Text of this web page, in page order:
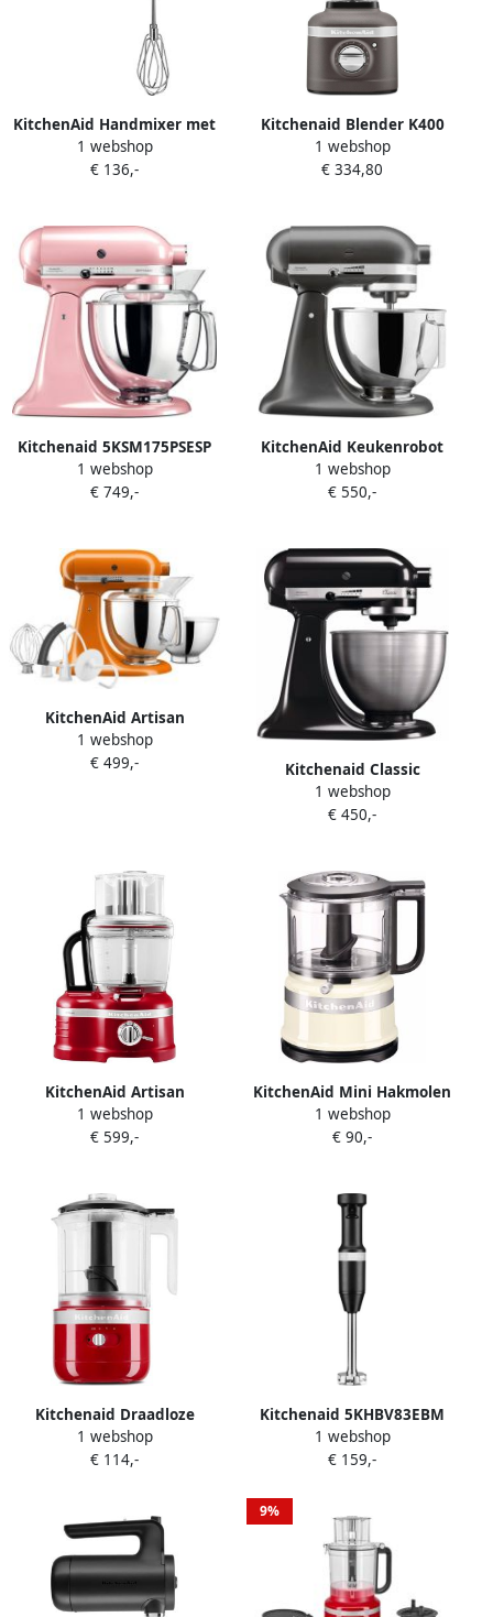
KitchenAid Handmixer met
9 snelheden Artisan
5KHM9212EPT Pistache
1 webshop
€ 136,-
Kitchenaid Blender K400
5KSB4026EGR Keizergrijs |
Blenders | 8003437624728
1 webshop
€ 334,80
Kitchenaid 5KSM175PSESP
Artisan keukenmachine 300
W 4 8 l Roze
1 webshop
€ 749,-
KitchenAid Keukenrobot
met kantelbare kop 4 3L
Artisan 5KSM95PSESZ Slate
1 webshop
€ 550,-
KitchenAid Artisan
keukenmachine 300 W 4 8 l
Oranje 5KSM175PSEHY
1 webshop
€ 499,-
Kitchenaid Classic
Keukenmachine 5K45SSEOB
Onyx Zwart | Keukenrobots
5K45SSEOB
1 webshop
€ 450,-
KitchenAid Artisan
5KFP1644EER Foodprocessor
4 L Keizerrood
1 webshop
€ 599,-
KitchenAid Mini Hakmolen
Keukenmachine handig en
veelzijdig met pulseerstand
1 webshop
€ 90,-
Kitchenaid Draadloze
Hakmolen 5KFCB519EER
Keizerrood | Hakmolens |
1 webshop
€ 114,-
Kitchenaid 5KHBV83EBM
Matzwart | Mixers |
8003437619601
1 webshop
€ 159,-
9%